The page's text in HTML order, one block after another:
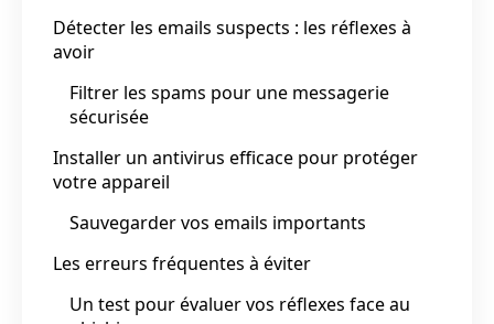
Détecter les emails suspects : les réflexes à
avoir
Filtrer les spams pour une messagerie
sécurisée
Installer un antivirus efficace pour protéger
votre appareil
Sauvegarder vos emails importants
Les erreurs fréquentes à éviter
Un test pour évaluer vos réflexes face au